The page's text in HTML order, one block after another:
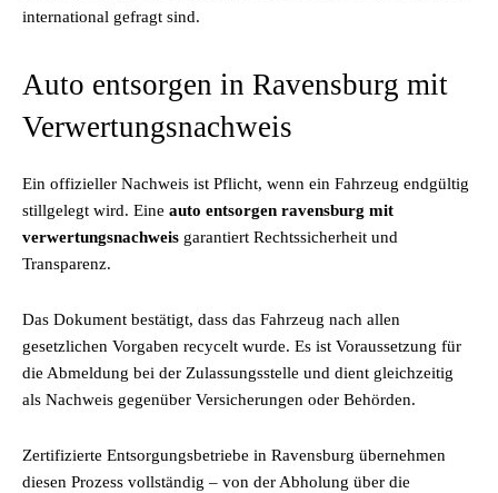
international gefragt sind.
Auto entsorgen in Ravensburg mit
Verwertungsnachweis
Ein offizieller Nachweis ist Pflicht, wenn ein Fahrzeug endgültig
stillgelegt wird. Eine auto entsorgen ravensburg mit
verwertungsnachweis garantiert Rechtssicherheit und
Transparenz.
Das Dokument bestätigt, dass das Fahrzeug nach allen
gesetzlichen Vorgaben recycelt wurde. Es ist Voraussetzung für
die Abmeldung bei der Zulassungsstelle und dient gleichzeitig
als Nachweis gegenüber Versicherungen oder Behörden.
Zertifizierte Entsorgungsbetriebe in Ravensburg übernehmen
diesen Prozess vollständig – von der Abholung über die